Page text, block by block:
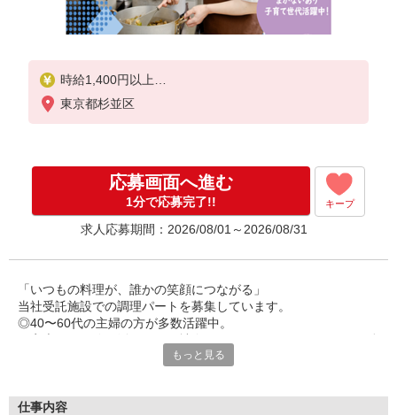
時給1,400円以上
※経験によりスタート時給は変動します。
※アルバイト賞与（寸志）：あり
年2回。勤続年数により金額UP。
東京都杉並区
応募画面へ進む
1分で応募完了!! キープ
求人応募期間：2026/08/01～2026/08/31
「いつもの料理が、誰かの笑顔につながる」
当社受託施設での調理パートを募集しています。
◎40〜60代の主婦の方が多数活躍中。
もっと見る
仕事内容